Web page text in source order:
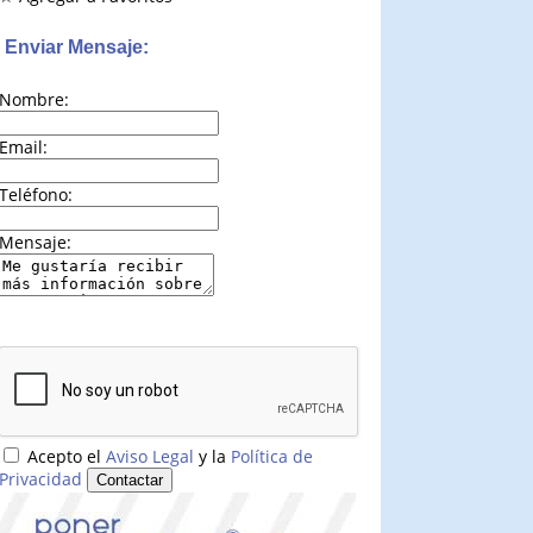
Enviar Mensaje:
Nombre:
Email:
Teléfono:
Mensaje:
Acepto el Aviso Legal y la Política de
Privacidad